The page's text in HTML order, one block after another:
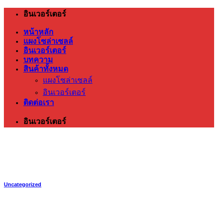
ข้าม
เนื้อหา
อินเวอร์เตอร์
หน้าหลัก
แผงโซล่าเซลล์
อินเวอร์เตอร์
บทความ
สินค้าทั้งหมด
แผงโซล่าเซลล์
อินเวอร์เตอร์
ติดต่อเรา
อินเวอร์เตอร์
Uncategorized